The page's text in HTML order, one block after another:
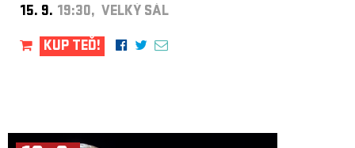
15. 9. 19:30, VELKÝ SÁL
KUP TEĎ!